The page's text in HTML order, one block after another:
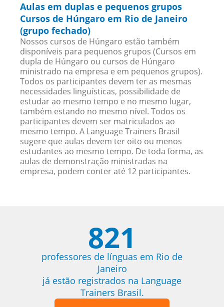
Aulas em duplas e pequenos grupos
Cursos de Húngaro em Rio de Janeiro
(grupo fechado)
Nossos cursos de Húngaro estão também
disponíveis para pequenos grupos (Cursos em
dupla de Húngaro ou cursos de Húngaro
ministrado na empresa e em pequenos grupos).
Todos os participantes devem ter as mesmas
necessidades linguísticas, possibilidade de
estudar ao mesmo tempo e no mesmo lugar,
também estando no mesmo nível. Todos os
participantes devem ser matriculados ao
mesmo tempo. A Language Trainers Brasil
sugere que aulas devem ter oito ou menos
estudantes ao mesmo tempo. De toda forma, as
aulas de demonstração ministradas na
empresa, podem conter até 12 participantes.
821
professores de línguas em Rio de
Janeiro
já estão registrados na Language
Trainers Brasil.